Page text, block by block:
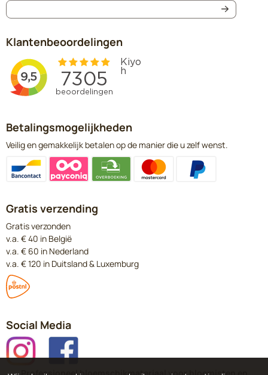
Klantenbeoordelingen
Betalingsmogelijkheden
Veilig en gemakkelijk betalen op de manier die u zelf wenst.
Gratis verzending
Gratis verzonden
v.a. € 40 in België
v.a. € 60 in Nederland
v.a. € 120 in Duitsland & Luxemburg
Social Media